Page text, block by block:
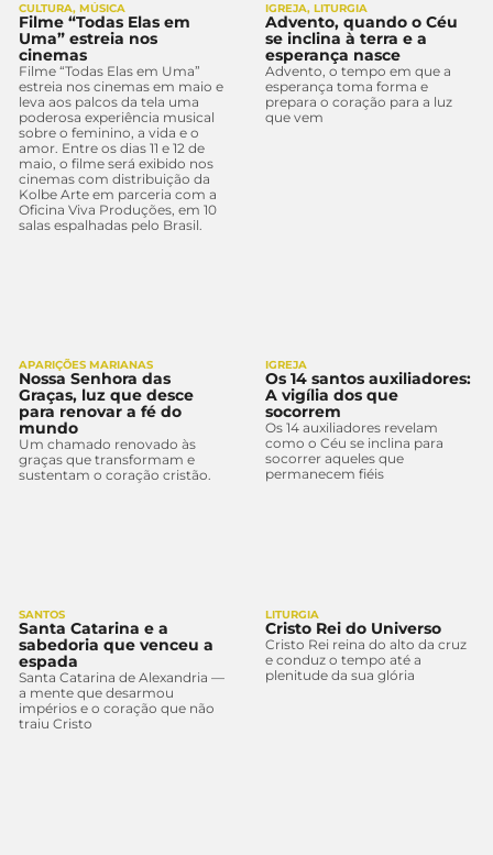
CULTURA, MÚSICA
Filme “Todas Elas em
Uma” estreia nos
cinemas
Filme “Todas Elas em Uma”
estreia nos cinemas em maio e
leva aos palcos da tela uma
poderosa experiência musical
sobre o feminino, a vida e o
amor. Entre os dias 11 e 12 de
maio, o filme será exibido nos
cinemas com distribuição da
Kolbe Arte em parceria com a
Oficina Viva Produções, em 10
salas espalhadas pelo Brasil.
IGREJA, LITURGIA
Advento, quando o Céu
se inclina à terra e a
esperança nasce
Advento, o tempo em que a
esperança toma forma e
prepara o coração para a luz
que vem
APARIÇÕES MARIANAS
Nossa Senhora das
Graças, luz que desce
para renovar a fé do
mundo
Um chamado renovado às
graças que transformam e
sustentam o coração cristão.
IGREJA
Os 14 santos auxiliadores:
A vigília dos que
socorrem
Os 14 auxiliadores revelam
como o Céu se inclina para
socorrer aqueles que
permanecem fiéis
SANTOS
Santa Catarina e a
sabedoria que venceu a
espada
Santa Catarina de Alexandria —
a mente que desarmou
impérios e o coração que não
traiu Cristo
LITURGIA
Cristo Rei do Universo
Cristo Rei reina do alto da cruz
e conduz o tempo até a
plenitude da sua glória